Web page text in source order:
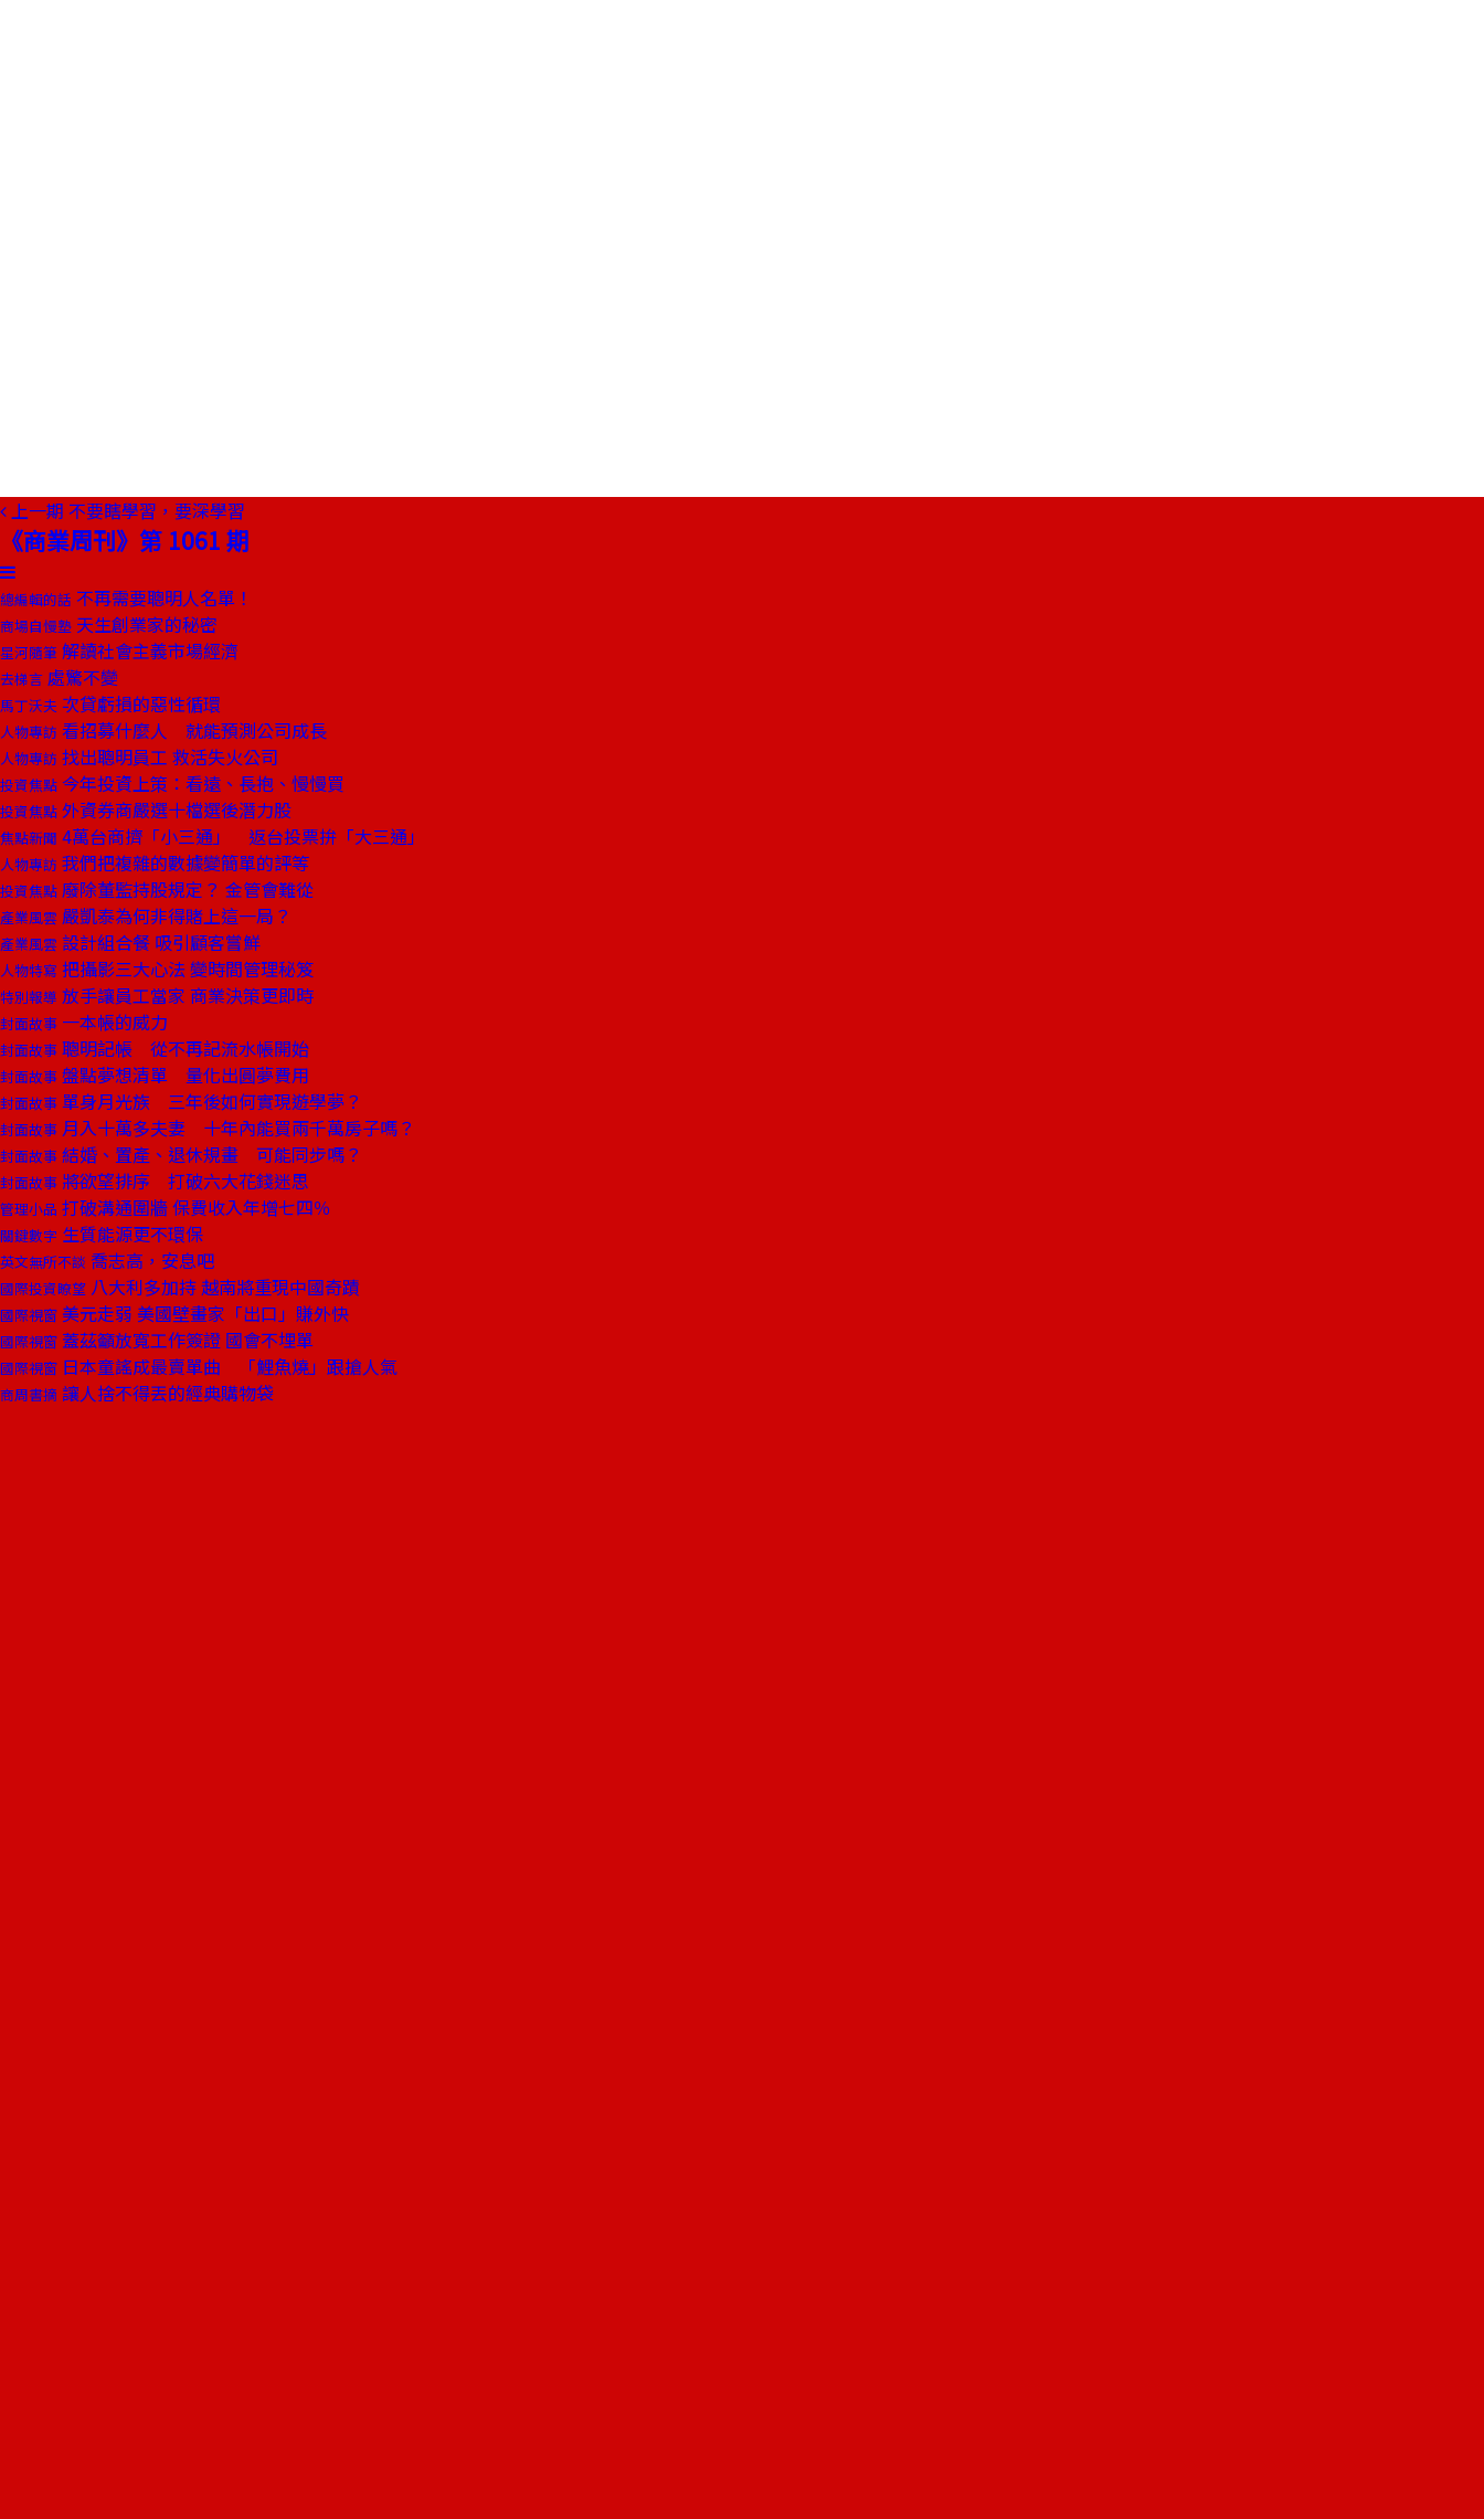
上一期 不要瞎學習，要深學習
《商業周刊》第 1061 期
總編輯的話 不再需要聰明人名單！
商場自慢塾 天生創業家的秘密
星河隨筆 解讀社會主義市場經濟
去梯言 處驚不變
馬丁沃夫 次貸虧損的惡性循環
人物專訪 看招募什麼人 就能預測公司成長
人物專訪 找出聰明員工 救活失火公司
投資焦點 今年投資上策：看遠、長抱、慢慢買
投資焦點 外資券商嚴選十檔選後潛力股
焦點新聞 4萬台商擠「小三通」 返台投票拚「大三通」
人物專訪 我們把複雜的數據變簡單的評等
投資焦點 廢除董監持股規定？ 金管會難從
產業風雲 嚴凱泰為何非得賭上這一局？
產業風雲 設計組合餐 吸引顧客嘗鮮
人物特寫 把攝影三大心法 變時間管理秘笈
特別報導 放手讓員工當家 商業決策更即時
封面故事 一本帳的威力
封面故事 聰明記帳 從不再記流水帳開始
封面故事 盤點夢想清單 量化出圓夢費用
封面故事 單身月光族 三年後如何實現遊學夢？
封面故事 月入十萬多夫妻 十年內能買兩千萬房子嗎？
封面故事 結婚、置產、退休規畫 可能同步嗎？
封面故事 將欲望排序 打破六大花錢迷思
管理小品 打破溝通圍牆 保費收入年增七四％
關鍵數字 生質能源更不環保
英文無所不談 喬志高，安息吧
國際投資瞭望 八大利多加持 越南將重現中國奇蹟
國際視窗 美元走弱 美國壁畫家「出口」賺外快
國際視窗 蓋茲籲放寬工作簽證 國會不埋單
國際視窗 日本童謠成最賣單曲 「鯉魚燒」跟搶人氣
商周書摘 讓人捨不得丟的經典購物袋